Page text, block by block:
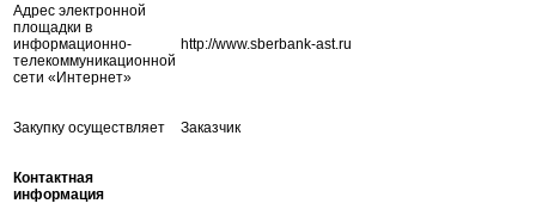
Адрес электронной
площадки в
информационно-
телекоммуникационной
сети «Интернет»
http://www.sberbank-ast.ru
Закупку осуществляет Заказчик
Контактная
информация